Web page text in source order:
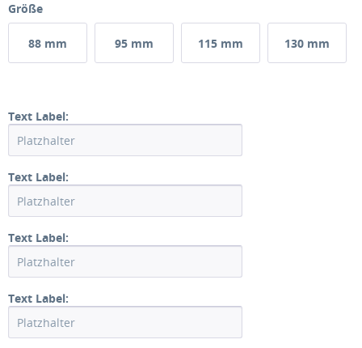
Größe
88 mm 95 mm 115 mm 130 mm
Text Label:
Text Label:
Text Label:
Text Label: